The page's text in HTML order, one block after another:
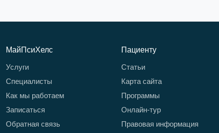
МайПсиХелс
Услуги
Специалисты
Как мы работаем
Записаться
Обратная связь
Пациенту
Статьи
Карта сайта
Программы
Онлайн-тур
Правовая информация